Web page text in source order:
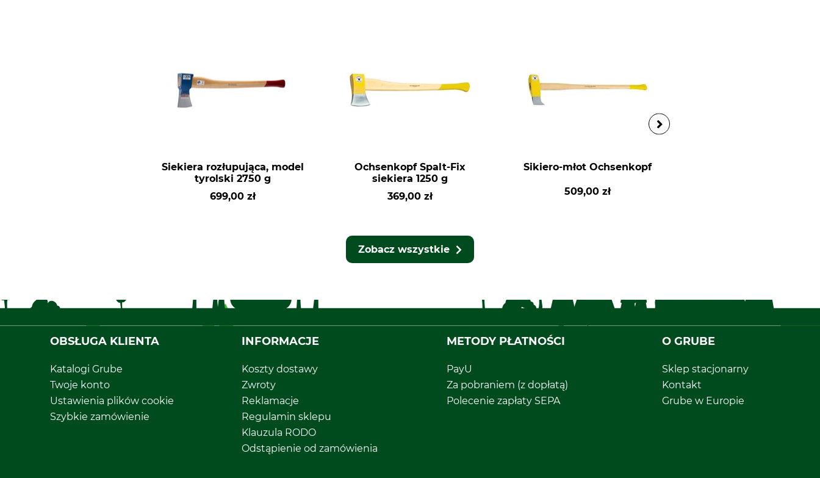
Siekiera rozłupująca, model
tyrolski 2750 g
699,00 zł
Ochsenkopf Spalt-Fix
siekiera 1250 g
369,00 zł
Sikiero-młot Ochsenkopf
509,00 zł
Zobacz wszystkie
OBSŁUGA KLIENTA
Katalogi Grube
Twoje konto
Ustawienia plików cookie
Szybkie zamówienie
INFORMACJE
Koszty dostawy
Zwroty
Reklamacje
Regulamin sklepu
Klauzula RODO
Odstąpienie od zamówienia
METODY PŁATNOŚCI
PayU
Za pobraniem (z dopłatą)
Polecenie zapłaty SEPA
O GRUBE
Sklep stacjonarny
Kontakt
Grube w Europie